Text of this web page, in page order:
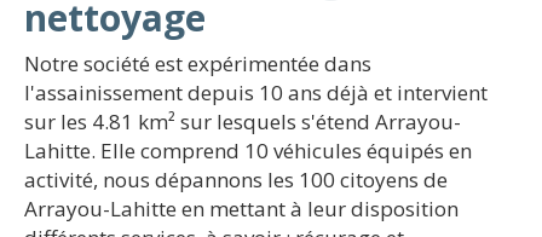
nettoyage
Notre société est expérimentée dans
l'assainissement depuis 10 ans déjà et intervient
sur les 4.81 km² sur lesquels s'étend Arrayou-
Lahitte. Elle comprend 10 véhicules équipés en
activité, nous dépannons les 100 citoyens de
Arrayou-Lahitte en mettant à leur disposition